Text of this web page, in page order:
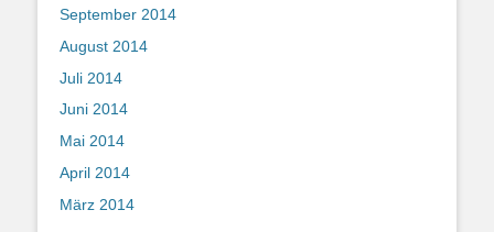
September 2014
August 2014
Juli 2014
Juni 2014
Mai 2014
April 2014
März 2014